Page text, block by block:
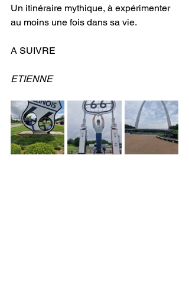
Un itinéraire mythique, à expérimenter
au moins une fois dans sa vie.
A SUIVRE
ETIENNE